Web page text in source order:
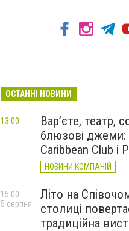
ОСТАННІ НОВИНИ
Вар’єте, театр,
блюзові джеми:
Caribbean Club і
НОВИНИ КОМПАНІЙ
13:00
Літо на
столиці
традиційна
15:00
5 серпня